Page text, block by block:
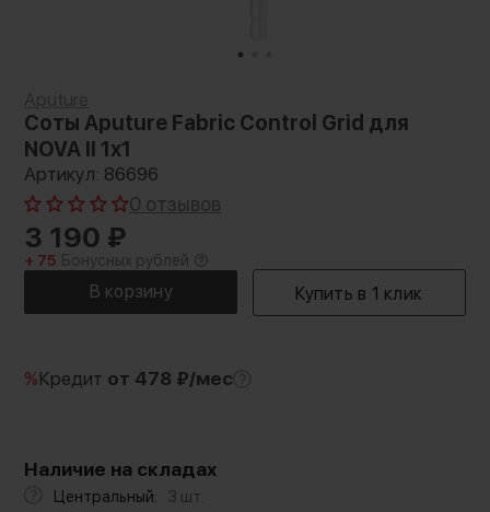
Соты Aputure Fabric Control Grid для
NOVA II 1x1
Артикул: 86696
0 отзывов
3 190 ₽
+ 75 Бонусных рублей
%Кредит от 478 ₽/мес
Наличие на складах
Центральный: 3 шт.